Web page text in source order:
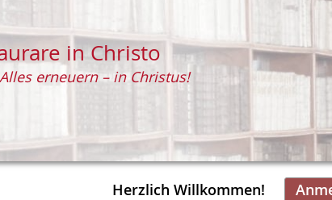
Herzlich Willkommen!
in Christo
Alles erneuern – in Christus!